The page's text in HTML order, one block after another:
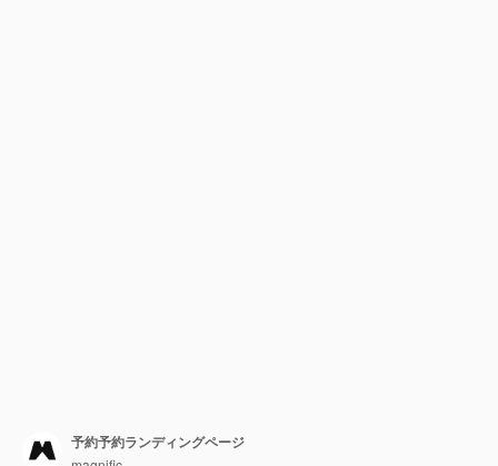
予約予約ランディングページ